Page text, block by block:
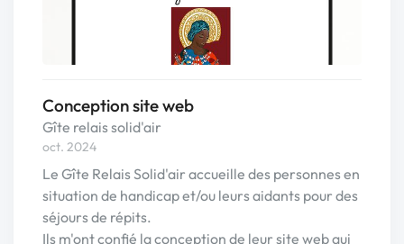
Conception site web
Gîte relais solid'air
oct. 2024
Le Gîte Relais Solid'air accueille des personnes en
situation de handicap et/ou leurs aidants pour des
séjours de répits.
Ils m'ont confié la conception de leur site web qui